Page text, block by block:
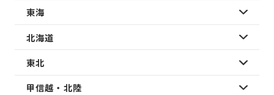
東海
北海道
東北
甲信越・北陸